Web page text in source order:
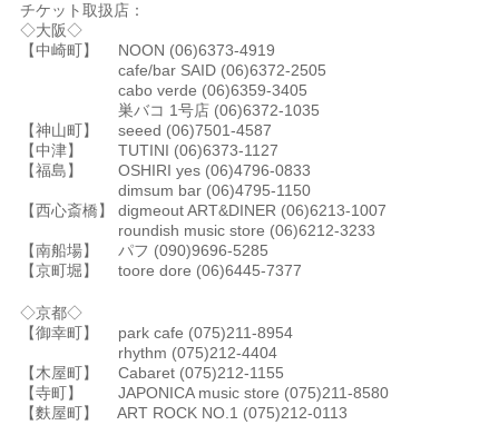
チケット取扱店：
◇大阪◇
【中崎町】 NOON (06)6373-4919
cafe/bar SAID (06)6372-2505
cabo verde (06)6359-3405
巣バコ 1号店 (06)6372-1035
【神山町】 seeed (06)7501-4587
【中津】 TUTINI (06)6373-1127
【福島】 OSHIRI yes (06)4796-0833
dimsum bar (06)4795-1150
【西心斎橋】 digmeout ART&DINER (06)6213-1007
roundish music store (06)6212-3233
【南船場】 パフ (090)9696-5285
【京町堀】 toore dore (06)6445-7377
◇京都◇
【御幸町】 park cafe (075)211-8954
rhythm (075)212-4404
【木屋町】 Cabaret (075)212-1155
【寺町】 JAPONICA music store (075)211-8580
【麩屋町】 ART ROCK NO.1 (075)212-0113